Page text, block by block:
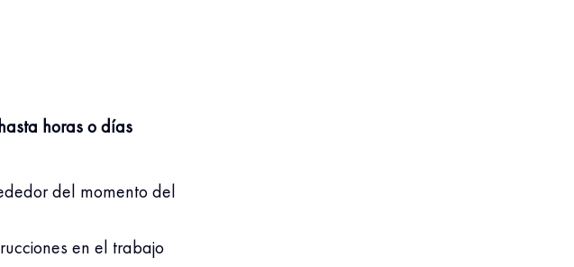
horas o días
del momento del
en el trabajo